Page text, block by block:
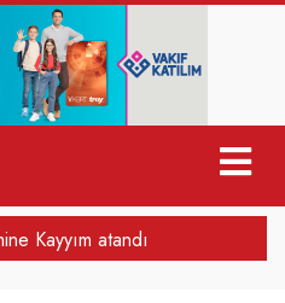
Kayyım atandı